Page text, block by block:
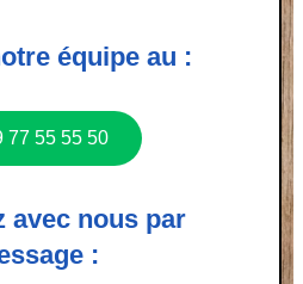
équipe au :
77 55 55 50
avec nous par
: